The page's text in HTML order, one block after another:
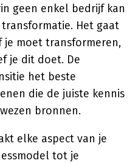
geen enkel bedrijf kan
Het gaat
je moet transformeren,
je dit doet. De
het beste
die de juiste kennis
bronnen.
elke aspect van je
tot je